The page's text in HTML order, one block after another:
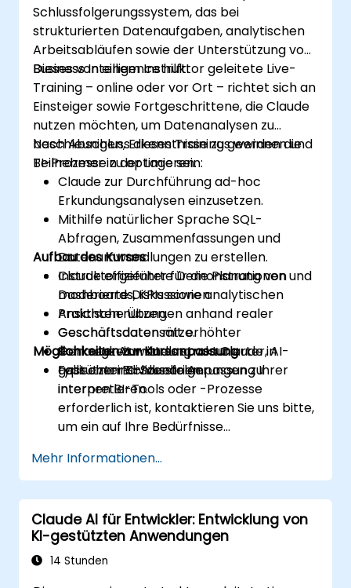
Schlussfolgerungssystem, das bei
strukturierten Datenaufgaben, analytischen
Arbeitsabläufen sowie der Unterstützung von
Business Intelligence hilft.
Dieses von einem Instruktor geleitete Live-
Training – online oder vor Ort – richtet sich an
Einsteiger sowie Fortgeschrittene, die Claude
nutzen möchten, um Datenanalysen zu
beschleunigen, Erkenntnisse zu gewinnen und
BI-Prozesse zu optimieren.
Nach Abschluss dieses Trainings werden die
Teilnehmer in der Lage sein:
Claude zur Durchführung ad-hoc
Erkundungsanalysen einzusetzen.
Mithilfe natürlicher Sprache SQL-
Abfragen, Zusammenfassungen und
Datenumwandlungen zu erstellen.
Claude effizienter für die Planung von
Dashboards, KPIs sowie analytischen
Ansichten nutzen.
Geschäftsdaten mit erhöhter
Genauigkeit mittels strukturierter, AI-
gestützter Schlussfolgerungen zu
interpretieren.
Aufbau des Kurses
Instruktorgeführte Demonstrationen und
moderierte Diskussionen.
Praktische Übungen anhand realer
Geschäftsdatensätze.
Konkrete Anwendung von Claude in
typischen BI-Szenarien.
Möglichkeiten zur Kursanpassung
Falls eine individuelle Anpassung Ihrer
internen BI-Tools oder -Prozesse
erforderlich ist, kontaktieren Sie uns bitte,
um ein auf Ihre Bedürfnisse
vereinbaren.
Mehr Informationen...
Claude AI für Entwickler: Entwicklung von
KI-gestützten Anwendungen
14 Stunden